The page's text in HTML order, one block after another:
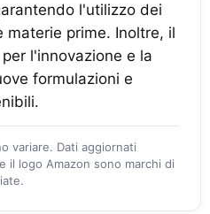
l'utilizzo dei
materie prime. Inoltre, il
l'innovazione e la
formulazioni e
variare. Dati aggiornati
il logo Amazon sono marchi di